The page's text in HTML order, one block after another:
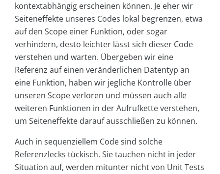
kontextabhängig erscheinen können. Je eher wir
Seiteneffekte unseres Codes lokal begrenzen, etwa
auf den Scope einer Funktion, oder sogar
verhindern, desto leichter lässt sich dieser Code
verstehen und warten. Übergeben wir eine
Referenz auf einen veränderlichen Datentyp an
eine Funktion, haben wir jegliche Kontrolle über
unseren Scope verloren und müssen auch alle
weiteren Funktionen in der Aufrufkette verstehen,
um Seiteneffekte darauf ausschließen zu können.
Auch in sequenziellem Code sind solche
Referenzlecks tückisch. Sie tauchen nicht in jeder
Situation auf, werden mitunter nicht von Unit Tests